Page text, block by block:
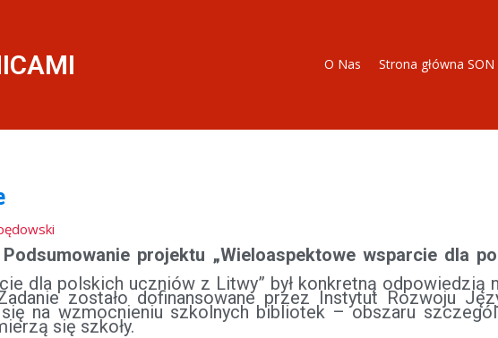
O Nas Strona główna SON
projektu „Wieloaspektowe wsparcie dla
dla polskich uczniów z Litwy” był konkretną odpowiedzią
zostało dofinansowane przez Instytut Rozwoju
na wzmocnieniu szkolnych bibliotek – obszaru
się szkoły.